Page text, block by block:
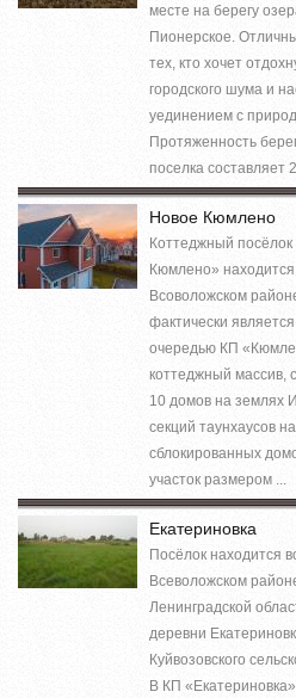
месте на берегу
Пионерское.
тех, кто хочет
городского шума и
уединением с
Протяженность
поселка составляет
Новое Кюмлено
Коттеджный
Кюмлено» находится
Всоволожском
фактически
очередью КП
коттеджный массив,
10 домов на землях
секций таунхаусов
сблокированных
участок размером ...
Екатериновка
Посёлок находится
Всеволожском
Ленинградской
деревни
Куйвозовского
В КП